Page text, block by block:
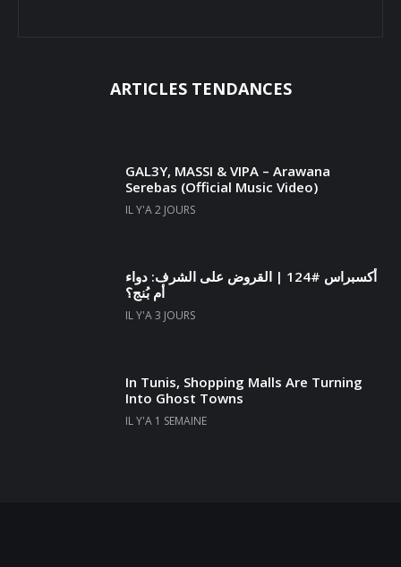
ARTICLES TENDANCES
GAL3Y, MASSI & VIPA – Arawana
Serebas (Official Music Video)
IL Y'A 2 JOURS
أكسبراس #124 | القروض على الشرف: دواء
أم بُنج؟
IL Y'A 3 JOURS
In Tunis, Shopping Malls Are Turning
Into Ghost Towns
IL Y'A 1 SEMAINE